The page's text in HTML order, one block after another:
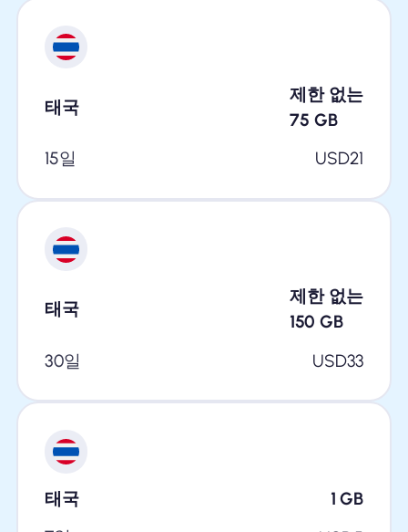
태국
제한 없는
75 GB
15일
USD21
태국
제한 없는
150 GB
30일
USD33
태국 1 GB